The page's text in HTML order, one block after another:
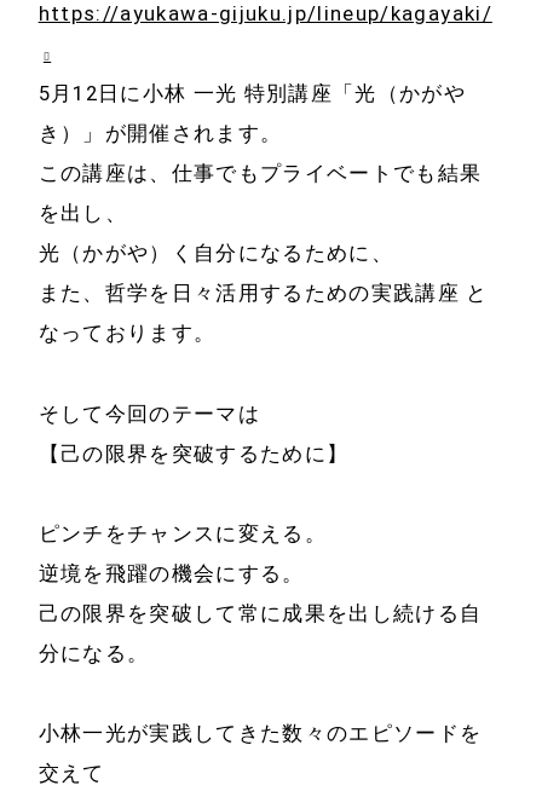
https://ayukawa-gijuku.jp/lineup/kagayaki/
5月12日に小林 一光 特別講座「光（かがや
き）」が開催されます。
この講座は、仕事でもプライベートでも結果
を出し、
光（かがや）く自分になるために、
また、哲学を日々活用するための実践講座 と
なっております。
そして今回のテーマは
【己の限界を突破するために】
ピンチをチャンスに変える。
逆境を飛躍の機会にする。
己の限界を突破して常に成果を出し続ける自
分になる。
小林一光が実践してきた数々のエピソードを
交えて